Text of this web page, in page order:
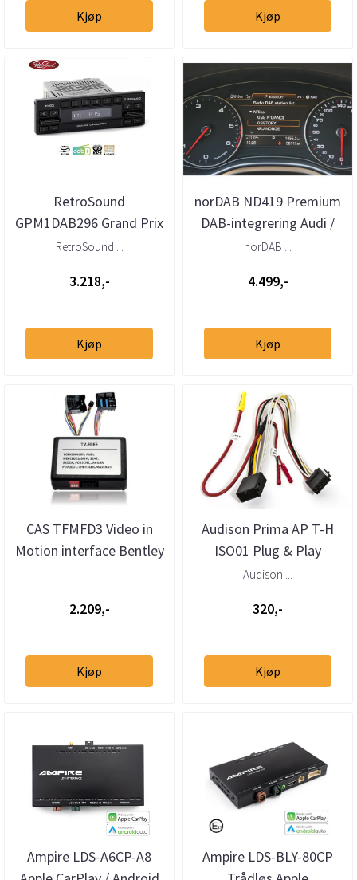
Kjøp Kjøp
RetroSound
GPM1DAB296 Grand Prix
DAB+ radio AUX
RetroSound ...
3.218,-
Kjøp
norDAB ND419 Premium
DAB-integrering Audi /
VW / Bentley MMI 3G
norDAB ...
4.499,-
Kjøp
CAS TFMFD3 Video in
Motion interface Bentley
2.209,-
Kjøp
Audison Prima AP T-H
ISO01 Plug & Play
kabelsett
Audison ...
320,-
Kjøp
Ampire LDS-A6CP-A8
Ampire LDS-BLY-80CP